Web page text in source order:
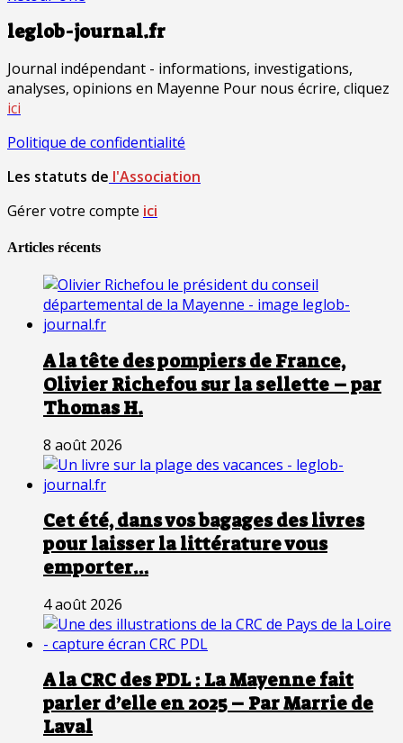
leglob-journal.fr
Journal indépendant - informations, investigations,
analyses, opinions en Mayenne Pour nous écrire, cliquez
ici
Politique de confidentialité
Les statuts de l'Association
Gérer votre compte ici
Articles récents
A la tête des pompiers de France,
Olivier Richefou sur la sellette – par
Thomas H.
8 août 2026
Cet été, dans vos bagages des livres
pour laisser la littérature vous
emporter…
4 août 2026
A la CRC des PDL : La Mayenne fait
parler d’elle en 2025 – Par Marrie de
Laval